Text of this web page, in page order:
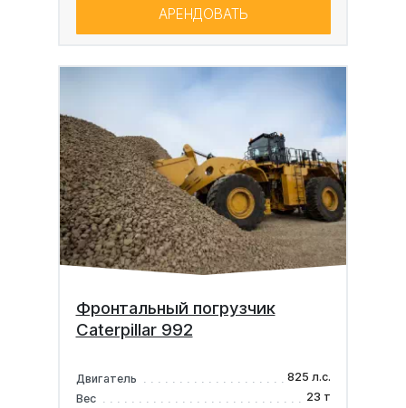
АРЕНДОВАТЬ
Фронтальный погрузчик
Caterpillar 992
Двигатель
825 л.с.
Вес
23 т